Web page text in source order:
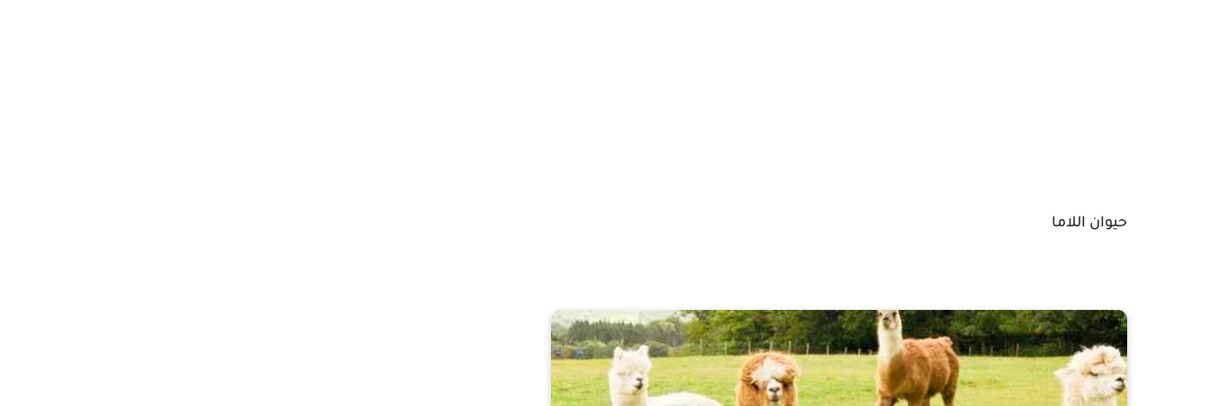
حيوان اللاما